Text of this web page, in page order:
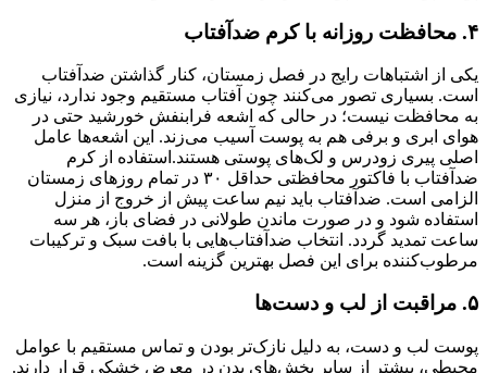
۴. محافظت روزانه با کرم ضدآفتاب
یکی از اشتباهات رایج در فصل زمستان، کنار گذاشتن ضدآفتاب
است. بسیاری تصور می‌کنند چون آفتاب مستقیم وجود ندارد، نیازی
به محافظت نیست؛ در حالی که اشعه فرابنفش خورشید حتی در
هوای ابری و برفی هم به پوست آسیب می‌زند. این اشعه‌ها عامل
اصلی پیری زودرس و لک‌های پوستی هستند.استفاده از کرم
ضدآفتاب با فاکتور محافظتی حداقل ۳۰ در تمام روزهای زمستان
الزامی است. ضدآفتاب باید نیم ساعت پیش از خروج از منزل
استفاده شود و در صورت ماندن طولانی در فضای باز، هر سه
ساعت تمدید گردد. انتخاب ضدآفتاب‌هایی با بافت سبک و ترکیبات
مرطوب‌کننده برای این فصل بهترین گزینه است.
۵. مراقبت از لب و دست‌ها
پوست لب و دست، به دلیل نازک‌تر بودن و تماس مستقیم با عوامل
محیطی، بیشتر از سایر بخش‌های بدن در معرض خشکی قرار دارند.